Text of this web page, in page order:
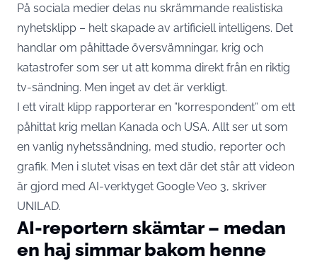
På sociala medier delas nu skrämmande realistiska
nyhetsklipp – helt skapade av artificiell intelligens. Det
handlar om påhittade översvämningar, krig och
katastrofer som ser ut att komma direkt från en riktig
tv-sändning. Men inget av det är verkligt.
I ett viralt klipp rapporterar en ”korrespondent” om ett
påhittat krig mellan Kanada och USA. Allt ser ut som
en vanlig nyhetssändning, med studio, reporter och
grafik. Men i slutet visas en text där det står att videon
är gjord med AI-verktyget Google Veo 3, skriver
UNILAD.
AI-reportern skämtar – medan
en haj simmar bakom henne